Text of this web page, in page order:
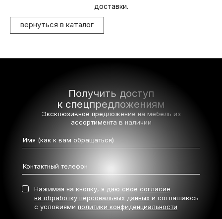
доставки.
вернуться в каталог
Получить доступ
к спецпредложениям
Эксклюзивное предложение на мебель из
ассортимента в наличии
Нажимая на кнопку, я даю свое согласие
на обработку персональных данных и соглашаюсь
с условиями политики конфиденциальности